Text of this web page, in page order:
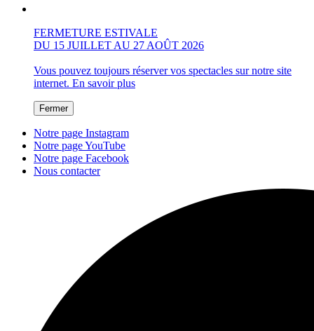
FERMETURE ESTIVALE
DU 15 JUILLET AU 27 AOÛT 2026
Vous pouvez toujours réserver vos spectacles sur notre site
internet. En savoir plus
Fermer
Notre page Instagram
Notre page YouTube
Notre page Facebook
Nous contacter